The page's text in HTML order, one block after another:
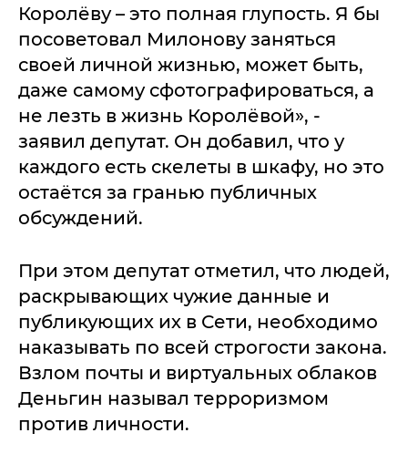
Королёву – это полная глупость. Я бы
посоветовал Милонову заняться
своей личной жизнью, может быть,
даже самому сфотографироваться, а
не лезть в жизнь Королёвой», -
заявил депутат. Он добавил, что у
каждого есть скелеты в шкафу, но это
остаётся за гранью публичных
обсуждений.
При этом депутат отметил, что людей,
раскрывающих чужие данные и
публикующих их в Сети, необходимо
наказывать по всей строгости закона.
Взлом почты и виртуальных облаков
Деньгин называл терроризмом
против личности.